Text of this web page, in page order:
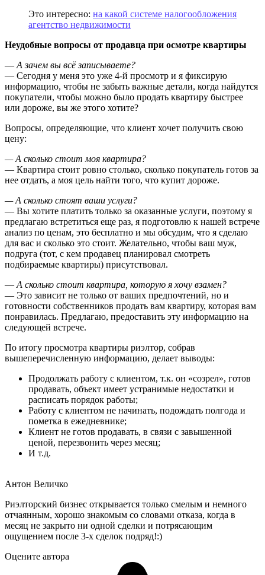
Это интересно: на какой системе налогообложения
агентство недвижимости
Неудобные вопросы от продавца при осмотре квартиры
—А зачем вы всё записываете?
— Сегодня у меня это уже 4-й просмотр и я фиксирую
информацию, чтобы не забыть важные детали, когда найдутся
покупатели, чтобы можно было продать квартиру быстрее
или дороже, вы же этого хотите?
Вопросы, определяющие, что клиент хочет получить свою
цену:
— А сколько стоит моя квартира?
— Квартира стоит ровно столько, сколько покупатель готов за
нее отдать, а моя цель найти того, что купит дороже.
— А сколько стоят ваши услуги?
— Вы хотите платить только за оказанные услуги, поэтому я
предлагаю встретиться еще раз, я подготовлю к нашей встрече
анализ по ценам, это бесплатно и мы обсудим, что я сделаю
для вас и сколько это стоит. Желательно, чтобы ваш муж,
подруга (тот, с кем продавец планировал смотреть
подбираемые квартиры) присутствовал.
—А сколько стоит квартира, которую я хочу взамен?
— Это зависит не только от ваших предпочтений, но и
готовности собственников продать вам квартиру, которая вам
понравилась. Предлагаю, предоставить эту информацию на
следующей встрече.
По итогу просмотра квартиры риэлтор, собрав
вышеперечисленную информацию, делает выводы:
Продолжать работу с клиентом, т.к. он «созрел», готов
продавать, объект имеет устранимые недостатки и
расписать порядок работы;
Работу с клиентом не начинать, подождать полгода и
пометка в ежедневнике;
Клиент не готов продавать, в связи с завышенной
ценой, перезвонить через месяц;
И т.д.
Антон Величко
Риэлторский бизнес открывается только смелым и немного
отчаянным, хорошо знакомым со словами отказа, когда в
месяц не закрыто ни одной сделки и потрясающим
ощущением после 3-х сделок подряд!:)
Оцените автора